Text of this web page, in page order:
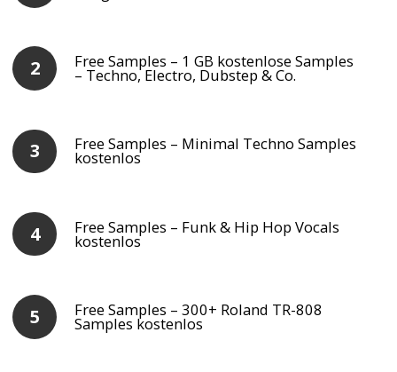
Free Samples – 1 GB kostenlose Samples
– Techno, Electro, Dubstep & Co.
Free Samples – Minimal Techno Samples
kostenlos
Free Samples – Funk & Hip Hop Vocals
kostenlos
Free Samples – 300+ Roland TR-808
Samples kostenlos